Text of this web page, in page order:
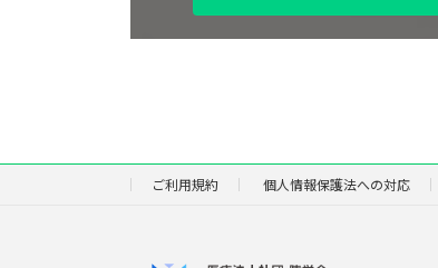
ご利用規約 個人情報保護法への対応